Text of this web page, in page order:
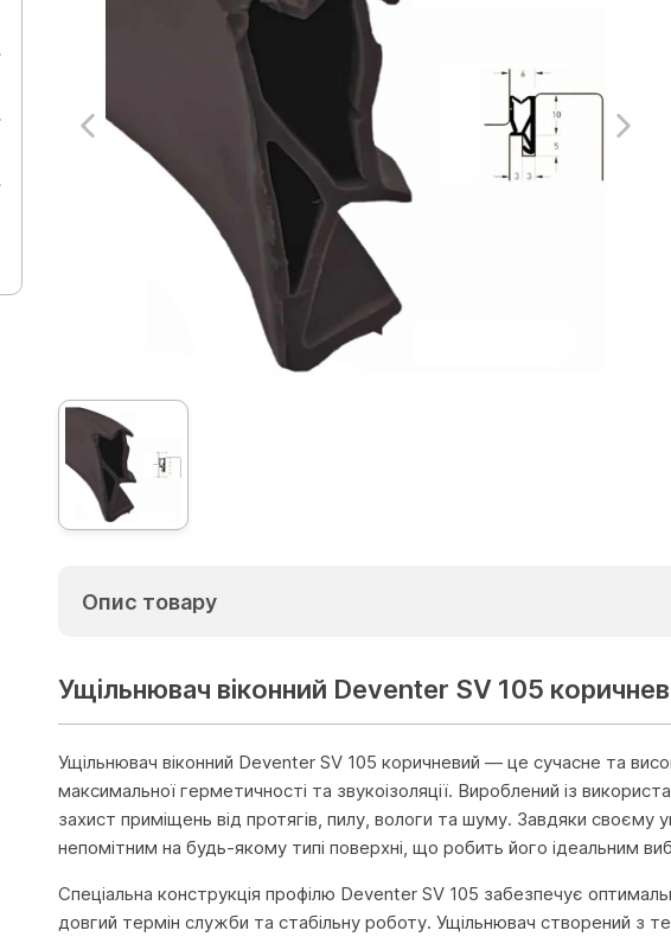
Опис товару
Ущільнювач віконний Deventer SV 105
Ущільнювач віконний Deventer SV 105 коричневий — це сучасне та
максимальної герметичності та звукоізоляції. Вироблений із
захист приміщень від протягів, пилу, вологи та шуму. Завдяки своєму
непомітним на будь-якому типі поверхні, що робить його ідеальним
Спеціальна конструкція профілю Deventer SV 105 забезпечує
довгий термін служби та стабільну роботу. Ущільнювач створений з